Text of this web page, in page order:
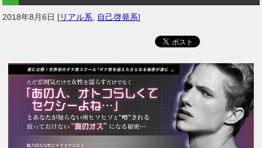
2018年8月6日 [リアル系 自己啓発系]